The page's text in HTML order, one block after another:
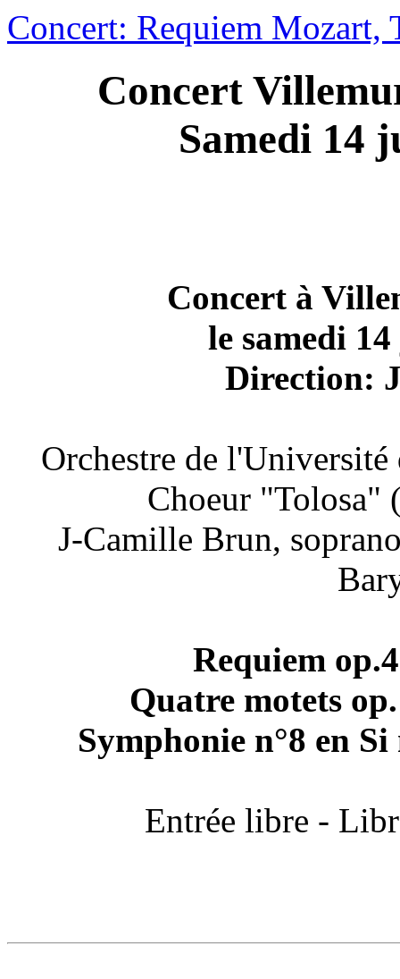
Concert: Requiem Mozart,
Concert
Samedi 14
Concert à
le samedi
Direction:
Orchestre de
Choeur "Tolosa"
J-Camille Brun,
Requiem
Quatre motets
Symphonie n°8 en
Entrée libre -